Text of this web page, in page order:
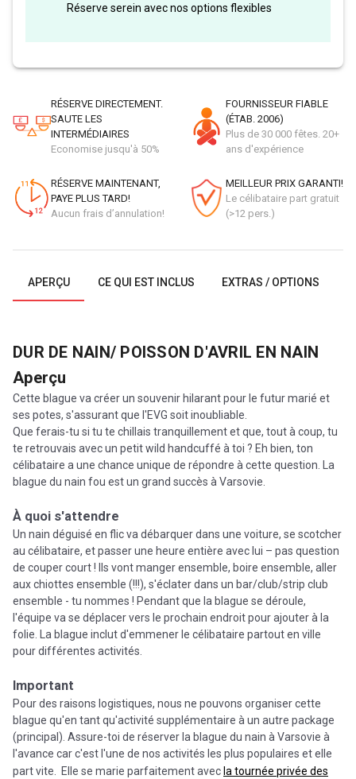
Réserve serein avec nos options flexibles
RÉSERVE DIRECTEMENT.
SAUTE LES
INTERMÉDIAIRES
Economise jusqu'à 50%
FOURNISSEUR FIABLE
(ÉTAB. 2006)
Plus de 30 000 fêtes. 20+
ans d'expérience
RÉSERVE MAINTENANT,
PAYE PLUS TARD!
Aucun frais d’annulation!
MEILLEUR PRIX GARANTI!
Le célibataire part gratuit
(>12 pers.)
APERÇU CE QUI EST INCLUS EXTRAS / OPTIONS
DUR DE NAIN/ POISSON D'AVRIL EN NAIN
Aperçu
Cette blague va créer un souvenir hilarant pour le futur marié et
ses potes, s'assurant que l'EVG soit inoubliable.
Que ferais-tu si tu te chillais tranquillement et que, tout à coup, tu
te retrouvais avec un petit wild handcuffé à toi ? Eh bien, ton
célibataire a une chance unique de répondre à cette question. La
blague du nain fou est un grand succès à Varsovie.
À quoi s'attendre
Un nain déguisé en flic va débarquer dans une voiture, se scotcher
au célibataire, et passer une heure entière avec lui – pas question
de couper court ! Ils vont manger ensemble, boire ensemble, aller
aux chiottes ensemble (!!!), s'éclater dans un bar/club/strip club
ensemble - tu nommes ! Pendant que la blague se déroule,
l'équipe va se déplacer vers le prochain endroit pour ajouter à la
folie. La blague inclut d'emmener le célibataire partout en ville
pour différentes activités.
Important
Pour des raisons logistiques, nous ne pouvons organiser cette
blague qu'en tant qu'activité supplémentaire à un autre package
(principal). Assure-toi de réserver la blague du nain à Varsovie à
l'avance car c'est l'une de nos activités les plus populaires et elle
part vite. Elle se marie parfaitement avec la tournée privée des